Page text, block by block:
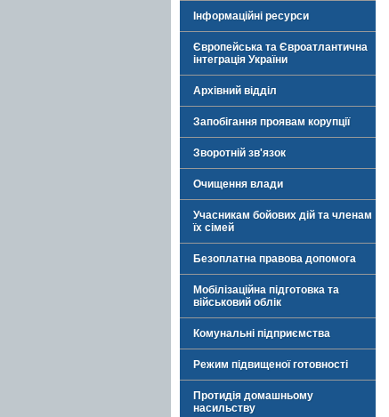
Інформаційні ресурси
Європейська та Євроатлантична
інтеграція України
Архівний відділ
Запобігання проявам корупції
Зворотній зв'язок
Очищення влади
Учасникам бойових дій та членам
їх сімей
Безоплатна правова допомога
Мобілізаційна підготовка та
військовий облік
Комунальні підприємства
Режим підвищеної готовності
Протидія домашньому
насильству